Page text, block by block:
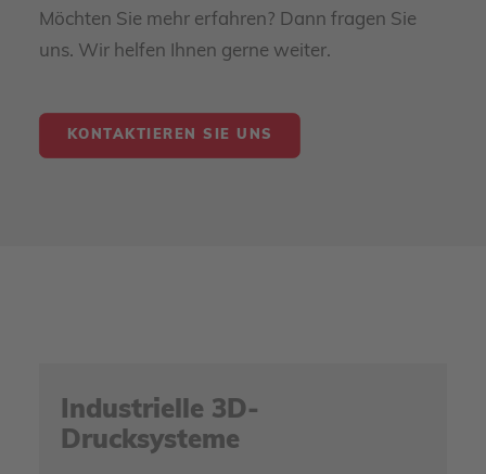
Möchten Sie mehr erfahren? Dann fragen Sie
uns. Wir helfen Ihnen gerne weiter.
KONTAKTIEREN SIE UNS
Industrielle 3D-
Drucksysteme